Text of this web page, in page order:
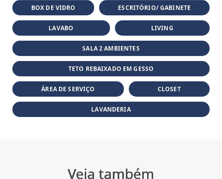
BOX DE VIDRO ESCRITÓRIO/ GABINETE
LAVABO LIVING
SALA 2 AMBIENTES
TETO REBAIXADO EM GESSO
ÁREA DE SERVIÇO CLOSET
LAVANDERIA
Veja também